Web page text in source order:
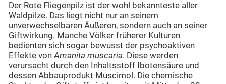
Der Rote Fliegenpilz ist der wohl bekannteste aller
Waldpilze. Das liegt nicht nur an seinem
unverwechselbaren Äußeren, sondern auch an seiner
Giftwirkung. Manche Völker früherer Kulturen
bedienten sich sogar bewusst der psychoaktiven
Effekte vonAmanita muscaria. Diese werden
verursacht durch den Inhaltsstoff Ibotensäure und
dessen Abbauprodukt Muscimol. Die chemische